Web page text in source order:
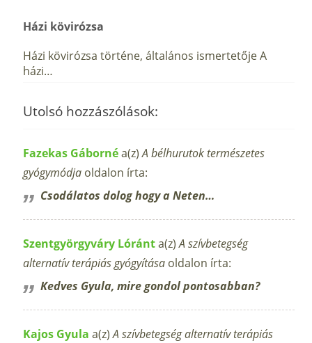
Házi kövirózsa
Házi kövirózsa történe, általános ismertetője A
házi…
Utolsó hozzászólások:
Fazekas Gábornéa(z)A bélhurutok természetes
gyógymódja oldalon írta:
Csodálatos dolog hogy a Neten…
Szentgyörgyváry Lóránta(z)A szívbetegség
alternatív terápiás gyógyítása oldalon írta:
Kedves Gyula, mire gondol pontosabban?
Kajos Gyula a(z)A szívbetegség alternatív terápiás